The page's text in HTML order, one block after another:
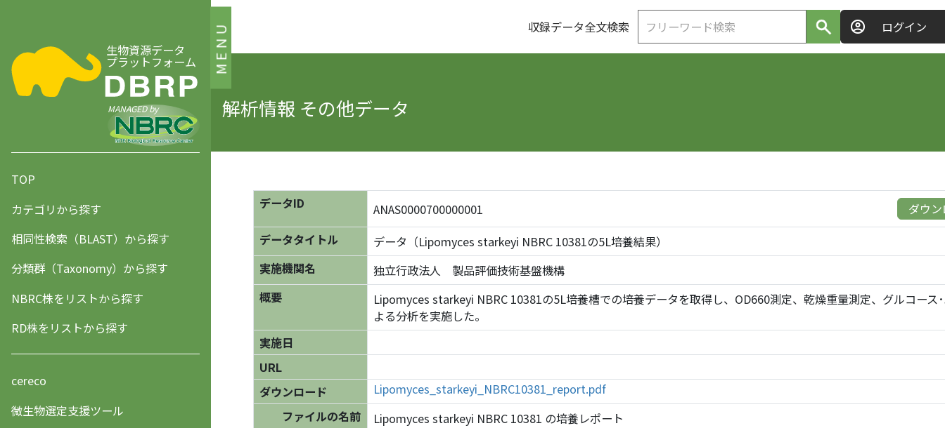
MENU
生物資源データ
プラットフォーム
MANAGED by
TOP
カテゴリから探す
相同性検索（BLAST）から探す
分類群（Taxonomy）から探す
NBRC株をリストから探す
RD株をリストから探す
cereco
微生物選定支援ツール
収録データ全文検索 ログイン
解析情報 その他データ
データID ANAS0000700000001
ダウ
データタイトル
データ（Lipomyces starkeyi NBRC 10381の5L培養結果）
実施機関名
独立行政法人 製品評価技術基盤機構
概要
Lipomyces starkeyi NBRC 10381の5L培養槽での培養データを取得し、OD660測定、乾燥重量測定、グルコース
よる分析を実施した。
実施日
URL
ダウンロード
Lipomyces_starkeyi_NBRC10381_report.pdf
ファイルの名前
Lipomyces starkeyi NBRC 10381 の培養レポート